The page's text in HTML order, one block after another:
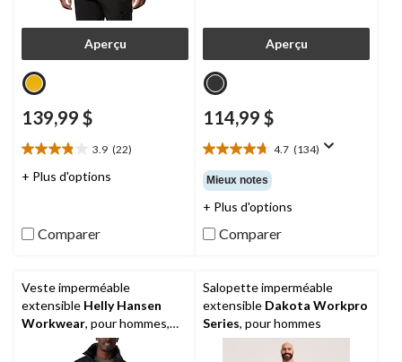
Aperçu
139,99 $
3.9 (22)
3.9
étoile(s)
22
évaluations
+ Plus d'options
Comparer
Aperçu
114,99 $
4.7 (134)
4.7
étoile(s)
sur
5.
134
évaluations
Mieux notes
+ Plus d'options
Comparer
Veste imperméable
extensible Helly Hansen
Workwear, pour hommes,
Salopette imperméable
extensible Dakota Workpro
Series, pour hommes